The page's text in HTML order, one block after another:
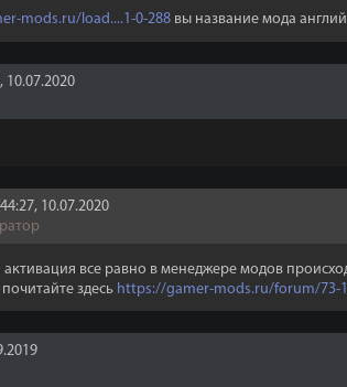
mods.ru/load....1-0-288 вы название мода
10.07.2020
10.07.2020
все равно в менеджере модов
здесь https://gamer-mods.ru/forum/73-